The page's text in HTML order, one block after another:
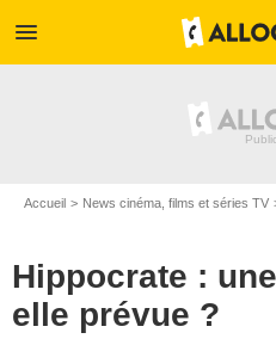
menu
Accueil News cinéma, films et séries TV
Hippocrate :
elle prévue ?